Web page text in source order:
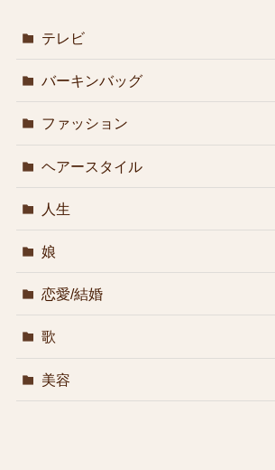
テレビ
バーキンバッグ
ファッション
ヘアースタイル
人生
娘
恋愛/結婚
歌
美容